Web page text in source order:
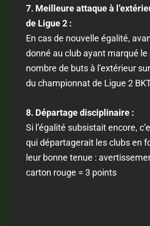
7. Meilleure attaque à
de Ligue 2 :
En cas de nouvelle égalité,
donné au club ayant marqué le
nombre de buts à l’extérieur
du championnat de Ligue 2
8. Départage disciplinaire :
Si l’égalité subsistait encore,
qui départagerait les clubs en
leur bonne tenue :
carton rouge = 3 points